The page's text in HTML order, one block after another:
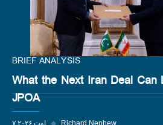
BRIEF ANALYSIS
What the Next Iran Deal
JPOA
۷ اوت ۲۰۲۶ ◆ Richard Nephew